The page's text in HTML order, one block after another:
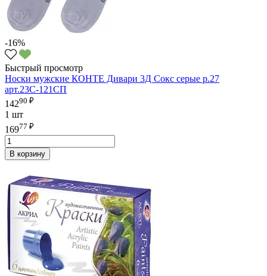
-16%
Быстрый просмотр
Носки мужские КОНТЕ Дивари 3Д Сокс серые р.27
арт.23С-121СП
14290 ₽
1 шт
16977 ₽
В корзину